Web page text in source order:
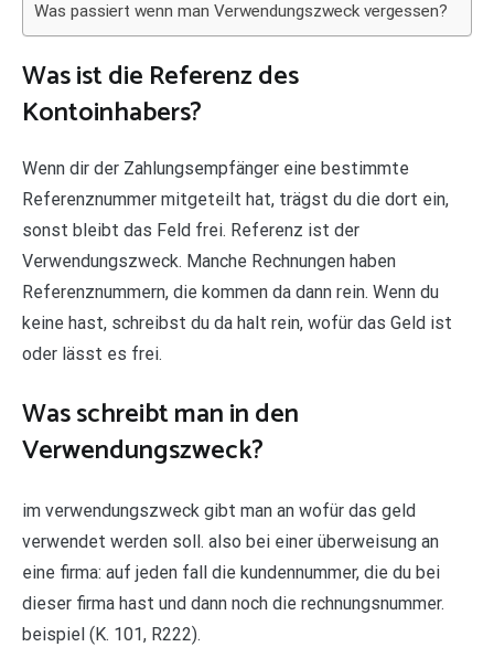
Was passiert wenn man Verwendungszweck vergessen?
Was ist die Referenz des
Kontoinhabers?
Wenn dir der Zahlungsempfänger eine bestimmte
Referenznummer mitgeteilt hat, trägst du die dort ein,
sonst bleibt das Feld frei. Referenz ist der
Verwendungszweck. Manche Rechnungen haben
Referenznummern, die kommen da dann rein. Wenn du
keine hast, schreibst du da halt rein, wofür das Geld ist
oder lässt es frei.
Was schreibt man in den
Verwendungszweck?
im verwendungszweck gibt man an wofür das geld
verwendet werden soll. also bei einer überweisung an
eine firma: auf jeden fall die kundennummer, die du bei
dieser firma hast und dann noch die rechnungsnummer.
beispiel (K. 101, R222).